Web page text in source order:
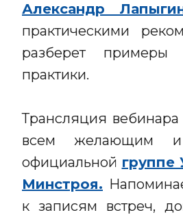
Александр
практическими
разберет примеры
практики.
Трансляция вебинара
всем желающим
официальной группе
Минстроя.
к записям встреч,